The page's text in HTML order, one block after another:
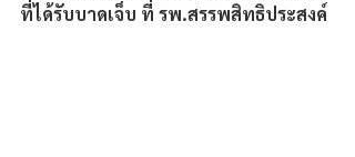
ที่ได้รับบาดเจ็บ ที่ รพ.สรรพสิทธิประสงค์